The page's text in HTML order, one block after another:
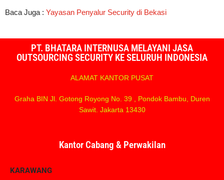
Baca Juga : Yayasan Penyalur Security di Bekasi
PT. BHATARA INTERNUSA MELAYANI JASA
OUTSOURCING SECURITY KE SELURUH INDONESIA
ALAMAT KANTOR PUSAT
Graha BIN Jl. Gotong Royong No. 39 , Pondok Bambu, Duren
Sawit. Jakarta 13430
Kantor Cabang & Perwakilan
KARAWANG